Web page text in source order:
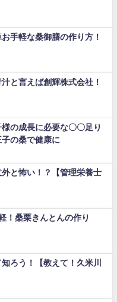
お手軽な桑御膳の作り方！
汁と言えば創輝株式会社！
様の成長に必要な〇〇足り
の桑で健康に
と怖い！？【管理栄養士
！桑栗きんとんの作り
ろう！【教えて！久米川